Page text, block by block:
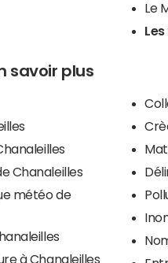
Le
savoir plus
Chanaleilles
météo de
à Chanaleilles